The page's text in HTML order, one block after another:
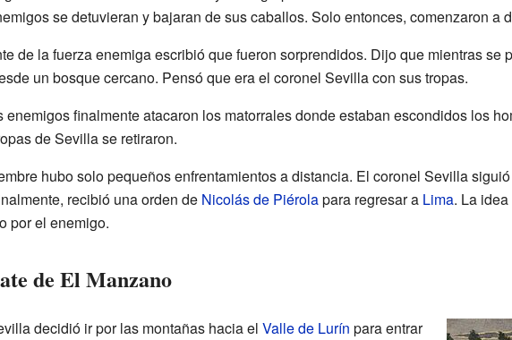
se detuvieran y bajaran de sus caballos. Solo entonces, comenzaron a
de la fuerza enemiga escribió que fueron sorprendidos. Dijo que mientras se
un bosque cercano. Pensó que era el coronel Sevilla con sus tropas.
enemigos finalmente atacaron los matorrales donde estaban escondidos los
de Sevilla se retiraron.
hubo solo pequeños enfrentamientos a distancia. El coronel Sevilla
recibió una orden de Nicolás de Piérolapara regresar a Lima. La
por el enemigo.
de El Manzano
decidió ir por las montañas hacia el Valle de Lurín para entrar